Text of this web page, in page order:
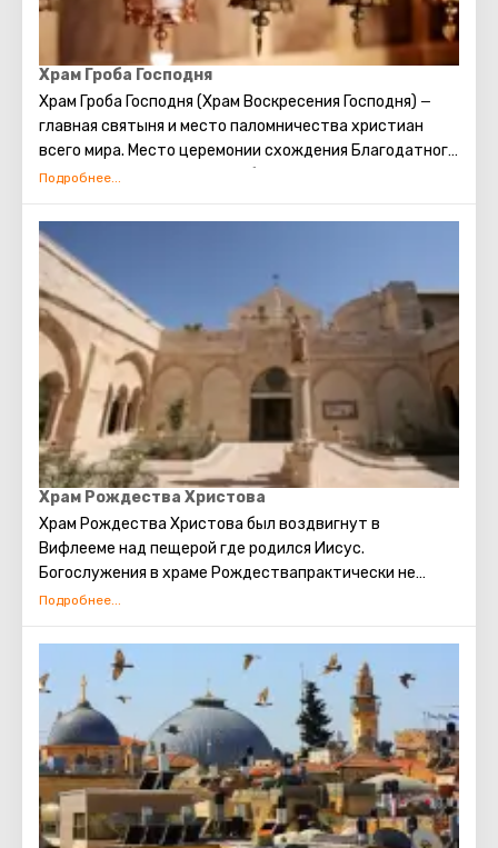
Храм Гроба Господня
Храм Гроба Господня (Храм Воскресения Господня) —
главная святыня и место паломничества христиан
всего мира. Место церемонии схождения Благодатного
огня. Место распятия, погребения и воскрешения
Храм Рождества Христова
Храм Рождества Христова был воздвигнут в
Вифлееме над пещерой где родился Иисус.
Богослужения в храме Рождествапрактически не
прерывались с ранневизантийской эпохи. Современное
единственным христианским храмом в
Палестине, сохранившимся с домусульманского
периода.